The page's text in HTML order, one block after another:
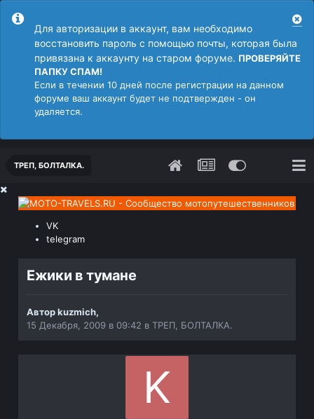
Для авторизации в аккаунт, вам необходимо
восстановить пароль с помощью почты, которая была
привязана к аккаунту на старом форуме. ПРОВЕРЯЙТЕ
ПАПКУ СПАМ!
Если в течении 10 дней после регистрации на данном
форуме ваш аккаунт будет не подтвержден - он
удаляется.
ТРЕП, БОЛТАЛКА.
VK
telegram
Ежики в тумане
Авторkuzmich,
15 Декабря, 2009 в 09:42 вТРЕП, БОЛТАЛКА.